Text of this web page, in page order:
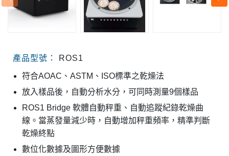
產品型號： ROS1
符合AOAC、ASTM、ISO標準之乾燥法
放入樣品後，自動分析水分，可同時測量9個樣品
ROS1 Bridge 軟體自動秤重、自動追蹤紀錄乾燥曲
線。當蒸發量減少時，自動增加秤重頻率，精準判斷
乾燥終點
數位化數據及圖形方便數據